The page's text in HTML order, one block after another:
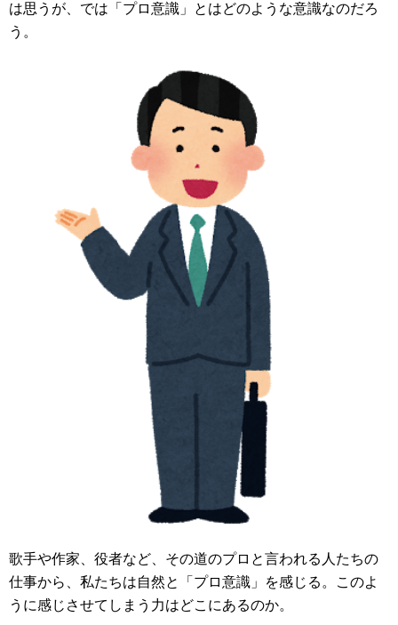
は思うが、では「プロ意識」とはどのような意識なのだろ
う。
歌手や作家、役者など、その道のプロと言われる人たちの
仕事から、私たちは自然と「プロ意識」を感じる。このよ
うに感じさせてしまう力はどこにあるのか。